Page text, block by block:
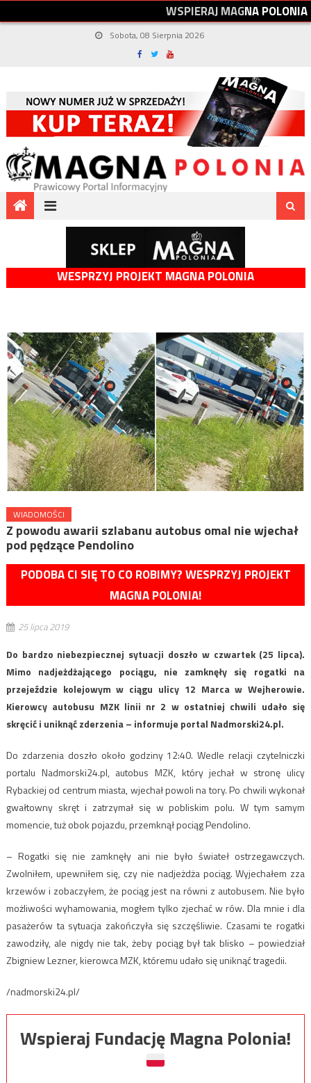
WSPIERAJMAGNAPOLONIA
Sobota, 08 Sierpnia 2026
WESPRZYJ PROJEKT MAGNA POLONIA
WIADOMOŚCI
Z powodu awarii szlabanu autobus omal nie wjechał
pod pędzące Pendolino
PODOBA CI SIĘ TO CO ROBIMY? WESPRZYJ PROJEKT
MAGNA POLONIA!
25 lipca 2019
Do bardzo niebezpiecznej sytuacji doszło w czwartek (25 lipca).
Mimo nadjeżdżającego pociągu, nie zamknęły się rogatki na
przejeździe kolejowym w ciągu ulicy 12 Marca w Wejherowie.
Kierowcy autobusu MZK linii nr 2 w ostatniej chwili udało się
skręcić i uniknąć zderzenia – informuje portal Nadmorski24.pl.
Do zdarzenia doszło około godziny 12:40. Wedle relacji czytelniczki
portalu Nadmorski24.pl, autobus MZK, który jechał w stronę ulicy
Rybackiej od centrum miasta, wjechał powoli na tory. Po chwili wykonał
gwałtowny skręt i zatrzymał się w pobliskim polu. W tym samym
momencie, tuż obok pojazdu, przemknął pociąg Pendolino.
– Rogatki się nie zamknęły ani nie było świateł ostrzegawczych.
Zwolniłem, upewniłem się, czy nie nadjeżdża pociąg. Wyjechałem zza
krzewów i zobaczyłem, że pociąg jest na równi z autobusem. Nie było
możliwości wyhamowania, mogłem tylko zjechać w rów. Dla mnie i dla
pasażerów ta sytuacja zakończyła się szczęśliwie. Czasami te rogatki
zawodziły, ale nigdy nie tak, żeby pociąg był tak blisko – powiedział
Zbigniew Lezner, kierowca MZK, któremu udało się uniknąć tragedii.
/nadmorski24.pl/
Wspieraj Fundację Magna Polonia!